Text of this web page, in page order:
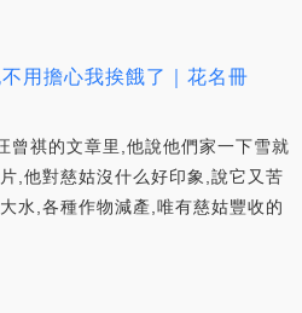
用擔心我挨餓了｜花名冊
曾祺的文章里,他說他們家一下雪就
,他對慈姑沒什么好印象,說它又苦
水,各種作物減產,唯有慈姑豐收的